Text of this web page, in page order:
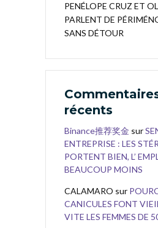
PENÉLOPE CRUZ ET
PARLENT DE
SANS DÉTOUR
récents
Binance推荐奖金 sur
ENTREPRISE : LES
PORTENT BIEN, L’
BEAUCOUP MOINS
CALAMARO sur
CANICULES FONT
VITE LES FEMMES DE